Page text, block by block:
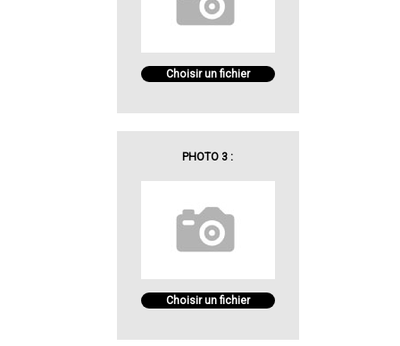
Choisir un fichier
PHOTO 3 :
Choisir un fichier